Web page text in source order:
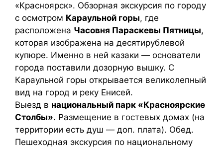
«Красноярск». Обзорная экскурсия по городу
с осмотром Караульной горы, где
расположена Часовня Параскевы Пятницы,
которая изображена на десятирублевой
купюре. Именно в ней казаки — основатели
города поставили дозорную вышку. С
Караульной горы открывается великолепный
вид на город и реку Енисей.
Выезд в национальный парк «Красноярские
Столбы». Размещение в гостевых домах (на
территории есть душ — доп. плата). Обед.
Пешеходная экскурсия по национальному